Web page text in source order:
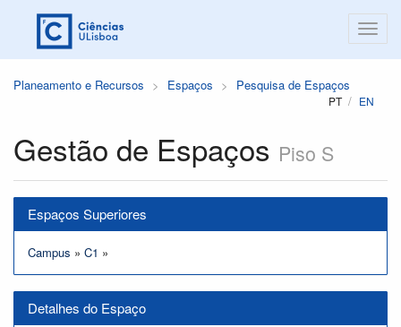
Planeamento e Recursos Espaços Pesquisa de Espaços
PT EN
Gestão de Espaços Piso S
Espaços Superiores
Campus » C1 »
Detalhes do Espaço